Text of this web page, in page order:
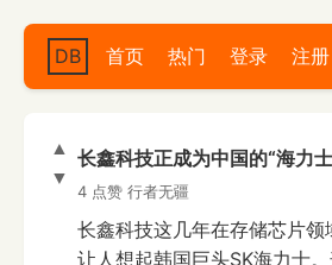
DB 首页 热门 登录 注册
▲
▼
长鑫科技正成为中国的“海力
4 点赞 行者无疆
长鑫科技这几年在存储芯片领
让人想起韩国巨头SK海力士